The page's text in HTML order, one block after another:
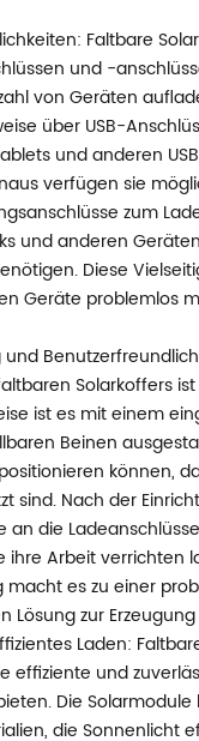
Faltbare
und -
von Geräten
über USB-
und anderen
verfügen sie
zum
und anderen
Diese
Geräte problemlos
Solarkoffers
ist es mit einem
Beinen
können,
sind. Nach der
an die
ihre Arbeit verrichten
macht es zu einer
Lösung zur
Laden:
effiziente und
Die
die Sonnenlicht